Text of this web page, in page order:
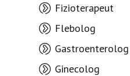
Fizioterapeut
Flebolog
Gastroenterolog
Ginecolog